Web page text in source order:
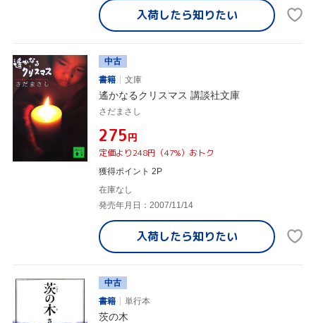
入荷したら知りたい
中古
書籍
文庫
遙かなるクリスマス 講談社文庫
さだまさし
¥275円
定価より248円（47%）おトク
獲得ポイント 2P
在庫なし
発売年月日：2007/11/14
入荷したら知りたい
中古
書籍
単行本
茨の木